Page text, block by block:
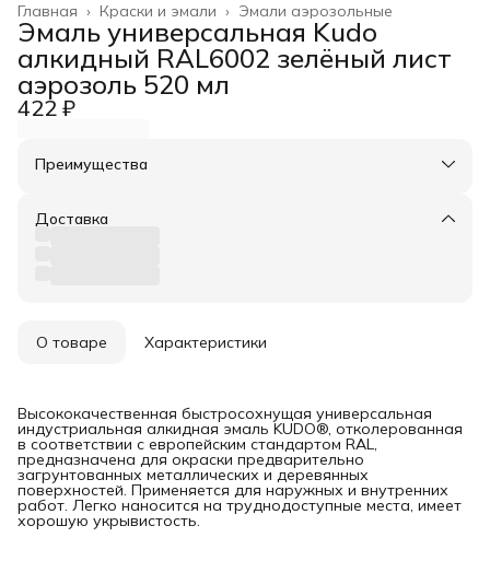
Эмали аэрозольные
Краски и эмали ›
Главная ›
Эмаль универсальная Kudo
алкидный RAL6002 зелёный лист
аэрозоль 520 мл
422 ₽
Преимущества
Оплата частями в Сплит
Удобный возврат
Доставка
О товаре Характеристики
Высококачественная быстросохнущая универсальная
индустриальная алкидная эмаль KUDO®, отколерованная
в соответствии с европейским стандартом RAL,
предназначена для окраски предварительно
загрунтованных металлических и деревянных
поверхностей. Применяется для наружных и внутренних
работ. Легко наносится на труднодоступные места, имеет
хорошую укрывистость.